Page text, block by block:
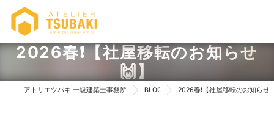
2026春❗【社屋移転のお知らせ
🙌】
アトリエツバキ 一級建築士事務所 TOP BLOG 2026春❗【社屋移転のお知らせ